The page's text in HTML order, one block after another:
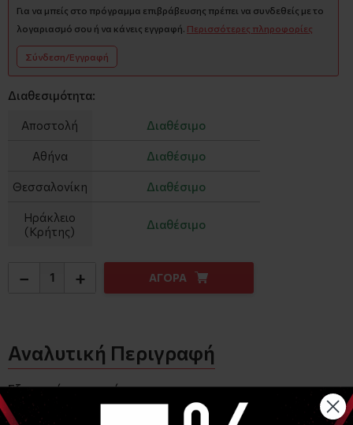
Για να μπείς στο πρόγραμμα επιβράβευσης πρέπει να συνδεθείς με το
λογαριασμό σου ή να κάνεις εγγραφή. Περισσότερες πληροφορίες
Σύνδεση/Εγγραφή
Διαθεσιμότητα:
Αποστολή Διαθέσιμο
Αθήνα Διαθέσιμο
Θεσσαλονίκη Διαθέσιμο
Ηράκλειο
(Κρήτης)
Διαθέσιμο
− + ΑΓΟΡΑ
Αναλυτική Περιγραφή
Εξασκητής αναπνοής
Η συσκευή αποτελείται από 1 βάση και στήλες με 3 μπάλες